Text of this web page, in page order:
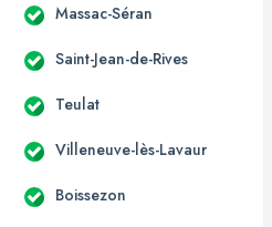
Massac-Séran
Saint-Jean-de-Rives
Teulat
Villeneuve-lès-Lavaur
Boissezon